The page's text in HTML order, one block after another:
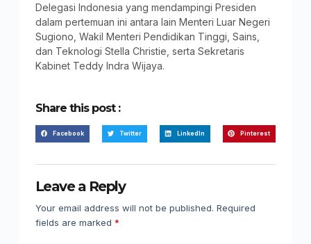
Delegasi Indonesia yang mendampingi Presiden
dalam pertemuan ini antara lain Menteri Luar Negeri
Sugiono, Wakil Menteri Pendidikan Tinggi, Sains,
dan Teknologi Stella Christie, serta Sekretaris
Kabinet Teddy Indra Wijaya.
Share this post :
Facebook Twitter LinkedIn Pinterest
Leave a Reply
Your email address will not be published. Required
fields are marked *